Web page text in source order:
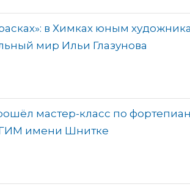
в Химках юным
мир Ильи Глазунова
мастер-класс по
имени Шнитке